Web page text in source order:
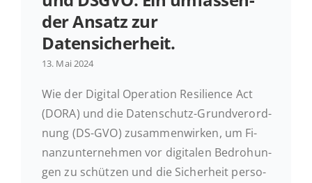
Kontakt
der Ansatz zur
Datensicherheit.
13. Mai 2024
Wie der Digital Ope­ra­ti­on Re­si­li­ence Act
(DORA) und die Daten­schutz-Grund­ver­ord­
nung (DS-GVO) zu­sam­men­wir­ken, um Fi­
nanz­un­ter­neh­men vor di­gi­ta­len Be­dro­hun­
gen zu schüt­zen und die Si­cher­heit per­so­